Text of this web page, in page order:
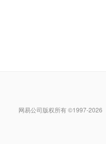
网易公司版权所有 ©1997-2026